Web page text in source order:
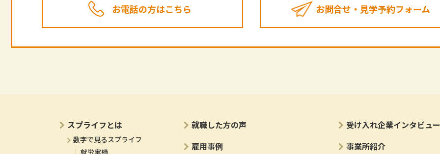
お電話の方はこちら お問合せ・見学予約フォーム
スプライフとは
数字で見るスプライフ
就労実績
就職した方の声
雇用事例
受け入れ企業インタビュー
事業所紹介